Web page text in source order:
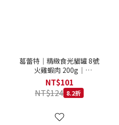
葛蕾特｜精緻食光貓罐 8號
火雞蝦肉 200g｜
GranataPet 200克 主食罐
無穀罐 無膠罐 主食貓罐 德
罐
NT$101
NT$124 8.2折